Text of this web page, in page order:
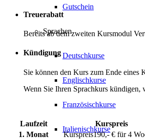
Gutschein
Sprachen
Deutschkurse
Englischkurse
Französischkurse
Italienischkurse
Treuerabatt
Bereits ab dem zweiten Kursmodul
Kündigung
Sie können den Kurs zum Ende eines
Wenn Sie Ihren Sprachkurs
Laufzeit
Kurspreis
1. Monat
190,- € für 4